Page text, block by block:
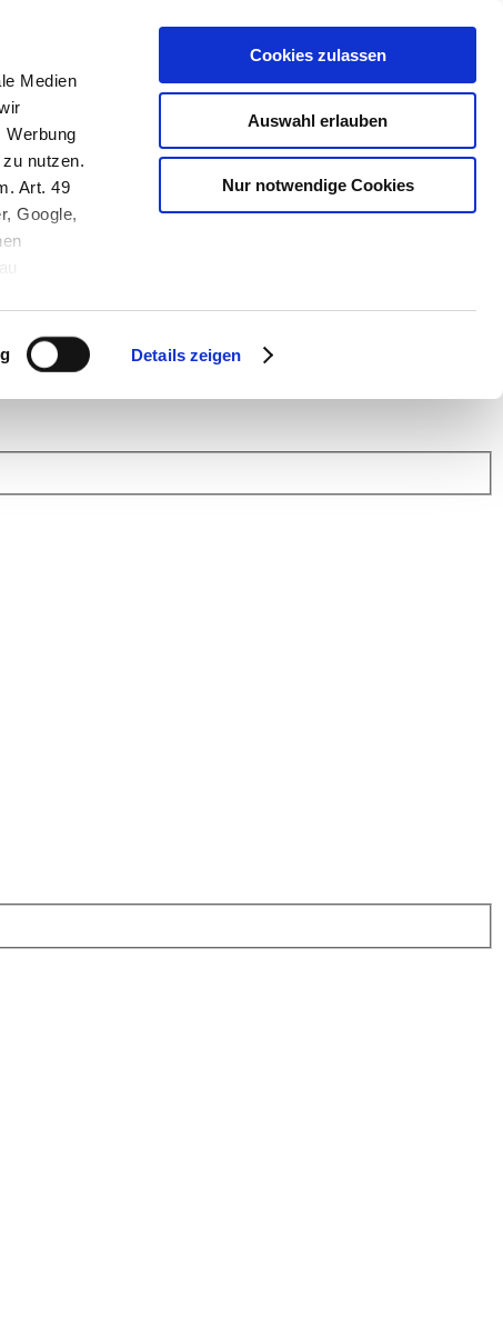
Medien
Werbung
nutzen.
Art. 49
Google,
Details zeigen
Cookies zulassen
Auswahl erlauben
Nur notwendige Cookies